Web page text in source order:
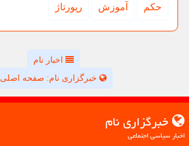
حكم آموزش رپورتاژ
اخبار نام
خبرگزاری نام: صفحه اصلی
خبرگزاری نام
اخبار سیاسی اجتماعی